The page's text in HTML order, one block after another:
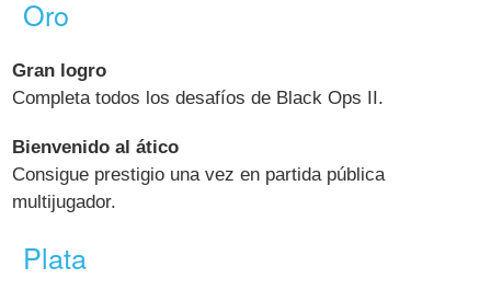
Oro
Gran logro
Completa todos los desafíos de Black Ops II.
Bienvenido al ático
Consigue prestigio una vez en partida pública
multijugador.
Plata